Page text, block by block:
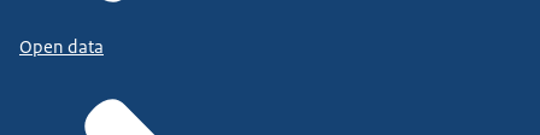
Open data